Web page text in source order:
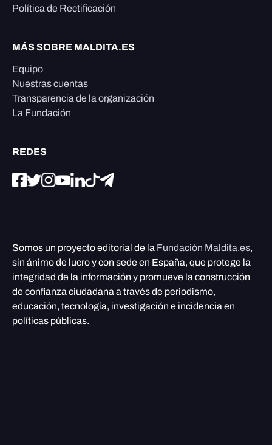
Política de Rectificación
MÁS SOBRE MALDITA.ES
Equipo
Nuestras cuentas
Transparencia de la organización
La Fundación
REDES
Somos un proyecto editorial de la Fundación Maldita.es,
sin ánimo de lucro y con sede en España, que protege la
integridad de la información y promueve la construcción
de confianza ciudadana a través de periodismo,
educación, tecnología, investigación e incidencia en
políticas públicas.